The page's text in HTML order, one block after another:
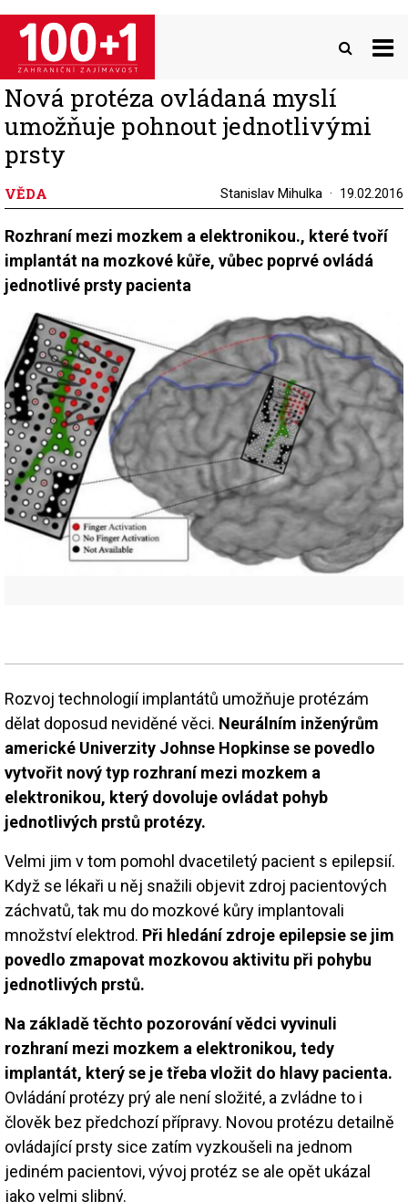
Přejít
hlavnímu
obsahu
Nová protéza ovládaná myslí
umožňuje pohnout jednotlivými
prsty
VĚDA Stanislav Mihulka 19.02.2016
Rozhraní mezi mozkem a elektronikou., které tvoří
implantát na mozkové kůře, vůbec poprvé ovládá
jednotlivé prsty pacienta
Rozvoj technologií implantátů umožňuje protézám
dělat doposud neviděné věci. Neurálním inženýrům
americké Univerzity Johnse Hopkinse se povedlo
vytvořit nový typ rozhraní mezi mozkem a
elektronikou, který dovoluje ovládat pohyb
jednotlivých prstů protézy.
Velmi jim v tom pomohl dvacetiletý pacient s epilepsií.
Když se lékaři u něj snažili objevit zdroj pacientových
záchvatů, tak mu do mozkové kůry implantovali
množství elektrod. Při hledání zdroje epilepsie se jim
povedlo zmapovat mozkovou aktivitu při pohybu
jednotlivých prstů.
Na základě těchto pozorování vědci vyvinuli
rozhraní mezi mozkem a elektronikou, tedy
implantát, který se je třeba vložit do hlavy pacienta.
Ovládání protézy prý ale není složité, a zvládne to i
člověk bez předchozí přípravy. Novou protézu detailně
ovládající prsty sice zatím vyzkoušeli na jednom
jediném pacientovi, vývoj protéz se ale opět ukázal
jako velmi slibný.